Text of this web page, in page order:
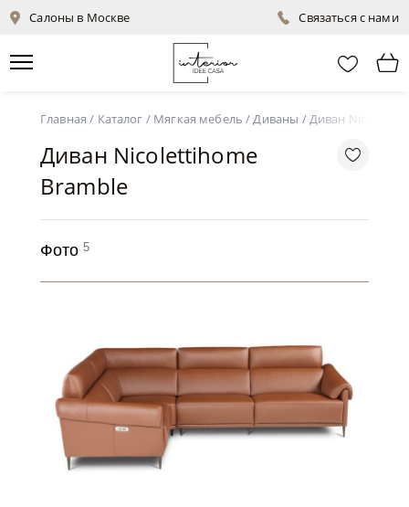
Салоны в Москве Связаться с нами
Главная / Каталог / Мягкая мебель /Диваны /Диван
Диван Nicolettihome
Bramble
Фото 5